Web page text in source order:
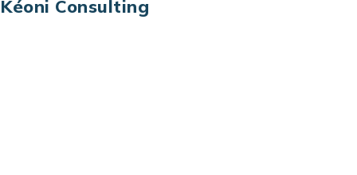
Kéoni Consulting